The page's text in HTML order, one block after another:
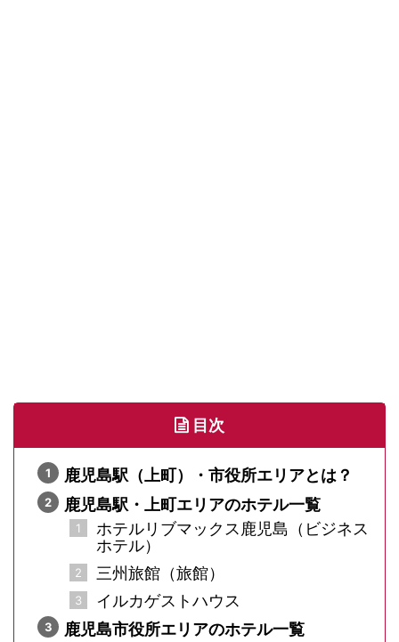
目次
鹿児島駅（上町）・市役所エリアとは？
鹿児島駅・上町エリアのホテル一覧
ホテルリブマックス鹿児島（ビジネス
ホテル）
三州旅館（旅館）
イルカゲストハウス
鹿児島市役所エリアのホテル一覧